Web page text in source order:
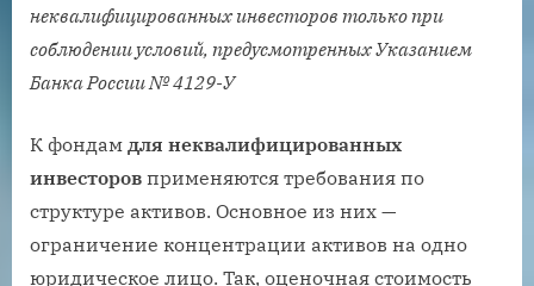
неквалифицированных инвесторов только при
соблюдении условий, предусмотренных Указанием
Банка России № 4129-У
К фондам для неквалифицированных
инвесторов применяются требования по
структуре активов. Основное из них —
ограничение концентрации активов на одно
юридическое лицо. Так, оценочная стоимость